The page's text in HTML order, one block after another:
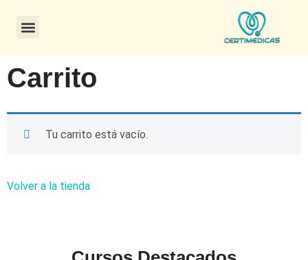
Carrito
Tu carrito está vacío.
Volver a la tienda